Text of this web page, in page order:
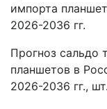
импорта
2026-2036 гг.
Прогноз сальдо
планшетов в
2026-2036 гг., шт.